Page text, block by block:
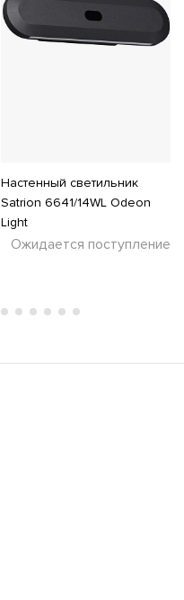
Настенный светильник
Satrion 6641/14WL Odeon
Light
Ожидается поступление